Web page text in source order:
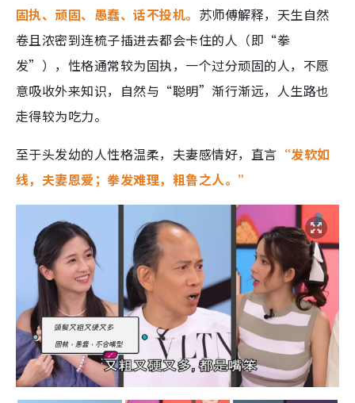
固执、顽固、愚蠢、话不投机。 苏师傅解释，天生自然
卷且浓密到连梳子插进去都会卡住的人（即“拳
发”），性格通常较为固执，一个过分顽固的人，不愿
意吸收外来知识，自然与“聪明”渐行渐远，人生路也
走得较为吃力。
至于头发幼的人性格温柔，夫妻感情好，直言 “发软如
线，夫妻恩爱；拳发难理，粗鲁之人。”